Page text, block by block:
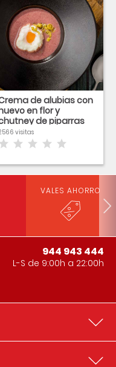
de alubias con
en flor y
de piparras
visitas
VALES AHORRO
944 943 444
L-S de 9:00h a 22:00h